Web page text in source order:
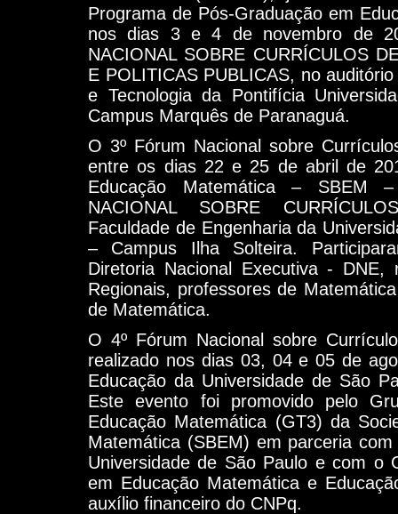
Programa de Pós-Graduação em
nos dias 3 e 4 de novembro de
NACIONAL SOBRE CURRÍCULOS
E POLITICAS PUBLICAS, no
e Tecnologia da Pontifícia
Campus Marquês de Paranaguá.
O 3º Fórum Nacional sobre
entre os dias 22 e 25 de abril de
Educação Matemática – SBEM
NACIONAL SOBRE
Faculdade de Engenharia da
– Campus Ilha Solteira.
Diretoria Nacional Executiva - DNE,
Regionais, professores de
de Matemática.
O 4º Fórum Nacional sobre
realizado nos dias 03, 04 e 05 de
Educação da Universidade de São
Este evento foi promovido pelo
Educação Matemática (GT3) da
Matemática (SBEM) em parceria
Universidade de São Paulo e com o
em Educação Matemática e
auxílio financeiro do CNPq.